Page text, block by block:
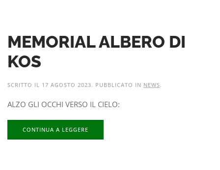
MEMORIAL ALBERO DI
KOS
SCRITTO IL 17 AGOSTO 2023. PUBBLICATO IN NEWS.
ALZO GLI OCCHI VERSO IL CIELO:
CONTINUA A LEGGERE